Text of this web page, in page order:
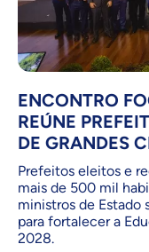
ENCONTRO
REÚNE
DE GRANDES
Prefeitos eleitos e
mais de 500 mil
ministros de Estado
para fortalecer a
2028.